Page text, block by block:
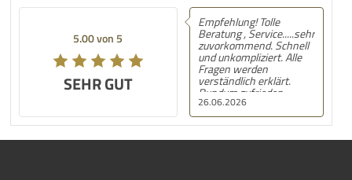
5.00 von 5
SEHR GUT
5.00 von 5
SEHR GUT
26.06.2026
Empfehlung! Tolle
Beratung , Service.....sehr
zuvorkommend. Schnell
und unkompliziert. Alle
Fragen werden
verständlich erklärt.
Rundum zufrieden.